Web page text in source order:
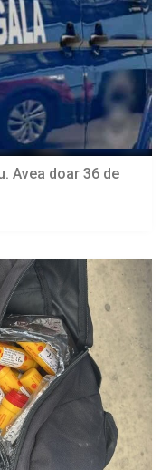
Avea doar 36 de